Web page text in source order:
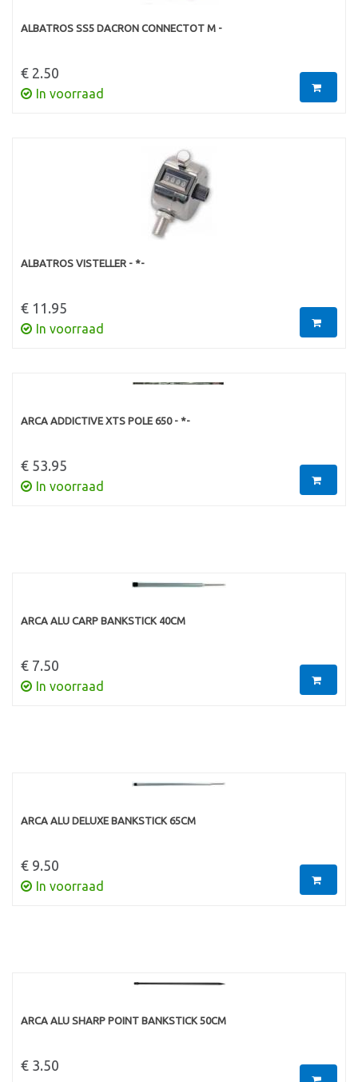
ALBATROS SS5 DACRON CONNECTOT M -
€ 2.50
In voorraad
ALBATROS VISTELLER - *-
€ 11.95
In voorraad
ARCA ADDICTIVE XTS POLE 650 - *-
€ 53.95
In voorraad
ARCA ALU CARP BANKSTICK 40CM
€ 7.50
In voorraad
ARCA ALU DELUXE BANKSTICK 65CM
€ 9.50
In voorraad
ARCA ALU SHARP POINT BANKSTICK 50CM
€ 3.50